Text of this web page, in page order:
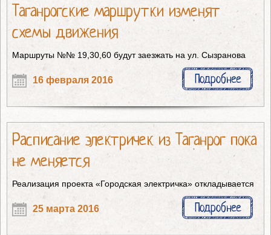
Таганрогские маршрутки изменят
схемы движения
Маршруты №№ 19,30,60 будут заезжать на ул. Сызранова
16 февраля 2016 Подробнее
Расписание электричек из Таганрог пока
не меняется
Реализация проекта «Городская электричка» откладывается
25 марта 2016 Подробнее